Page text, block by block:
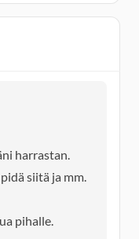
harrastan.
siitä ja mm.
pihalle.